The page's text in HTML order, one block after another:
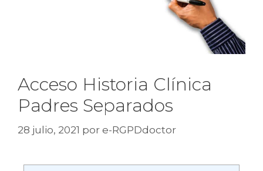
Acceso Historia Clínica
Padres Separados
28 julio, 2021 por e-RGPDdoctor